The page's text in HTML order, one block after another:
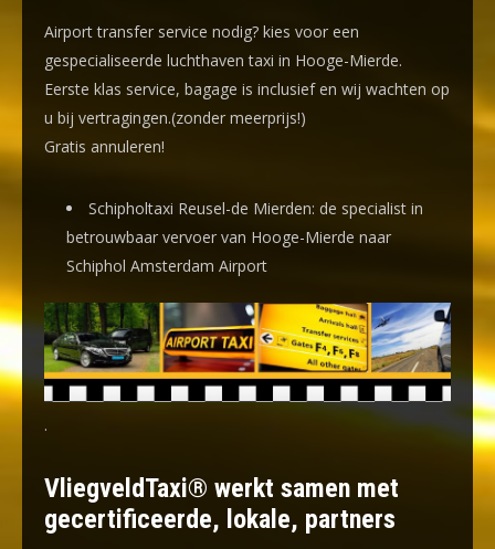
Airport transfer service nodig? kies voor een
gespecialiseerde luchthaven taxi in Hooge-Mierde.
Eerste klas service, bagage is inclusief en wij wachten op
u bij vertragingen.(zonder meerprijs!)
Gratis annuleren!
Schipholtaxi Reusel-de Mierden: de specialist in
betrouwbaar vervoer van Hooge-Mierde naar
Schiphol Amsterdam Airport
.
VliegveldTaxi® werkt samen met
gecertificeerde, lokale, partners